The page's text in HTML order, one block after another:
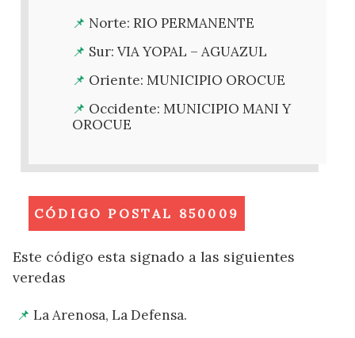
Norte: RIO PERMANENTE
Sur: VIA YOPAL – AGUAZUL
Oriente: MUNICIPIO OROCUE
Occidente: MUNICIPIO MANI Y
OROCUE
CÓDIGO POSTAL 850009
Este código esta signado a las siguientes
veredas
La Arenosa, La Defensa.